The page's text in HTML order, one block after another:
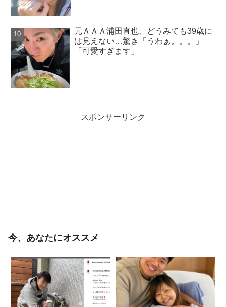
元ＡＡＡ浦田直也、どうみても39歳に
は見えない…驚き「うわぁ。。。」
「可愛すぎます」
スポンサーリンク
今、あなたにオススメ